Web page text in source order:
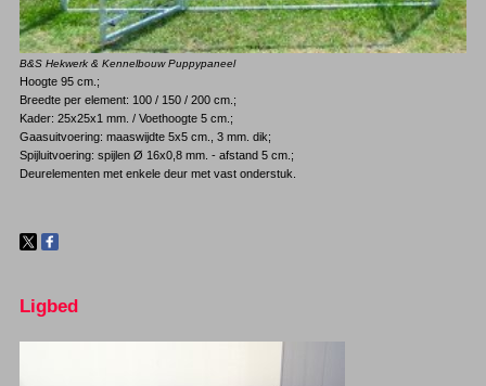
B&S Hekwerk & Kennelbouw Puppypaneel
Hoogte 95 cm.;
Breedte per element: 100 / 150 / 200 cm.;
Kader: 25x25x1 mm. / Voethoogte 5 cm.;
Gaasuitvoering: maaswijdte 5x5 cm., 3 mm. dik;
Spijluitvoering: spijlen Ø 16x0,8 mm. - afstand 5 cm.;
Deurelementen met enkele deur met vast onderstuk.
Ligbed